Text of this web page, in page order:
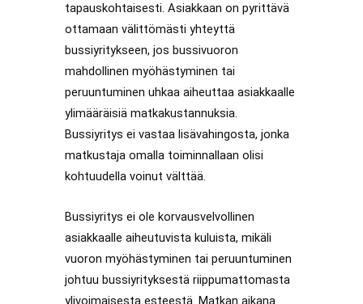
tapauskohtaisesti. Asiakkaan on pyrittävä
ottamaan välittömästi yhteyttä
bussiyritykseen, jos bussivuoron
mahdollinen myöhästyminen tai
peruuntuminen uhkaa aiheuttaa asiakkaalle
ylimääräisiä matkakustannuksia.
Bussiyritys ei vastaa lisävahingosta, jonka
matkustaja omalla toiminnallaan olisi
kohtuudella voinut välttää.
Bussiyritys ei ole korvausvelvollinen
asiakkaalle aiheutuvista kuluista, mikäli
vuoron myöhästyminen tai peruuntuminen
johtuu bussiyrityksestä riippumattomasta
ylivoimaisesta esteestä. Matkan aikana